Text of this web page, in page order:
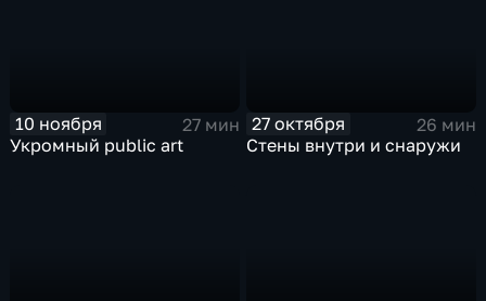
10 ноября
27 мин
Укромный public art
27 октября
26 мин
Стены внутри и снаружи